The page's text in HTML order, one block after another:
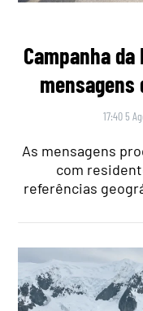
Campanha
mensagens
17:40 5
As mensagens
com
referências